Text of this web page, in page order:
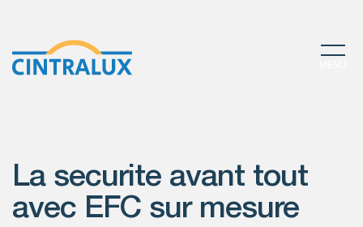
La securite avant tout
avec EFC sur mesure